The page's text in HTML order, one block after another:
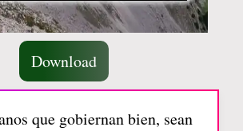
Download
que gobiernan bien, sean